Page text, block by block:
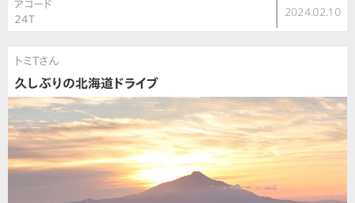
アコード
24T
2024.02.10
トミTさん
久しぶりの北海道ドライブ